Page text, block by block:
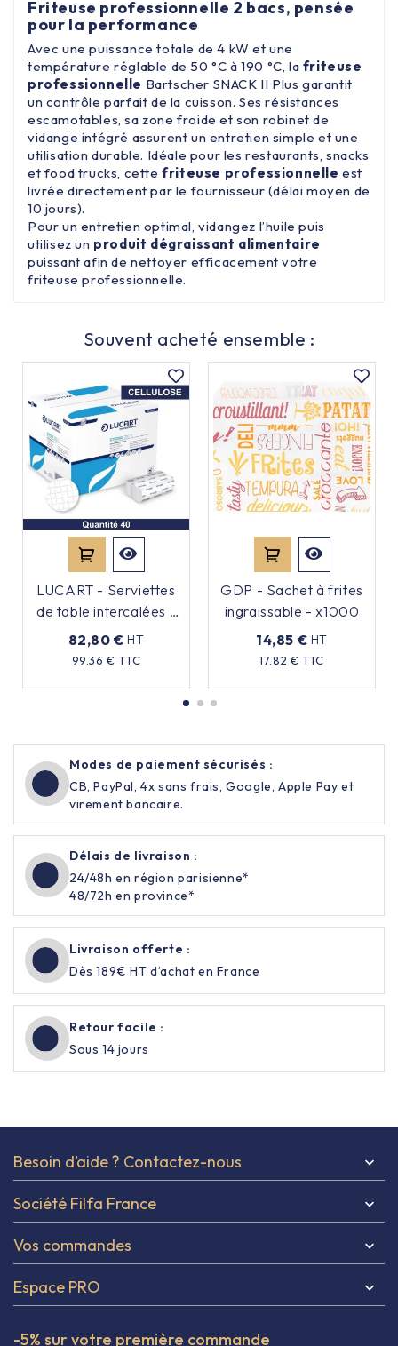
Friteuse professionnelle 2 bacs, pensée
pour la performance
Avec une puissance totale de 4 kW et une
température réglable de 50 °C à 190 °C, la friteuse
professionnelle Bartscher SNACK II Plus garantit
un contrôle parfait de la cuisson. Ses résistances
escamotables, sa zone froide et son robinet de
vidange intégré assurent un entretien simple et une
utilisation durable. Idéale pour les restaurants, snacks
et food trucks, cettefriteuse professionnelle est
livrée directement par le fournisseur (délai moyen de
10 jours).
Pour un entretien optimal, vidangez l’huile puis
utilisez un produit dégraissant alimentaire
puissant afin de nettoyer efficacement votre
friteuse professionnelle.
Souvent acheté ensemble :
LUCART - Serviettes
de table intercalées -
Pure cellulose - x40
82,80 € HT
99.36 € TTC
Prix
GDP - Sachet à frites
ingraissable - x1000
14,85 € HT
17.82 € TTC
Prix
Modes de paiement sécurisés :
CB, PayPal, 4x sans frais, Google, Apple Pay et
virement bancaire.
Délais de livraison :
24/48h en région parisienne*
48/72h en province*
Livraison offerte :
Dès 189€ HT d’achat en France
Retour facile :
Sous 14 jours
Besoin d’aide ? Contactez-nous 
Société Filfa France 
Vos commandes 
Espace PRO 
-5% sur votre première commande